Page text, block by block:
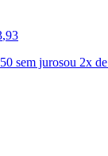
,93
sem jurosou 2x de